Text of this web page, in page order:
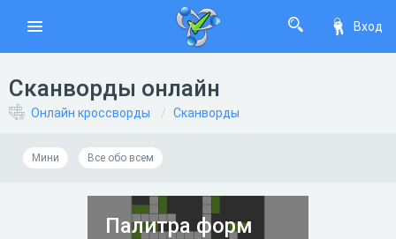
Вход
Сканворды онлайн
Онлайн кроссворды Сканворды
Мини Все обо всем
Палитра форм